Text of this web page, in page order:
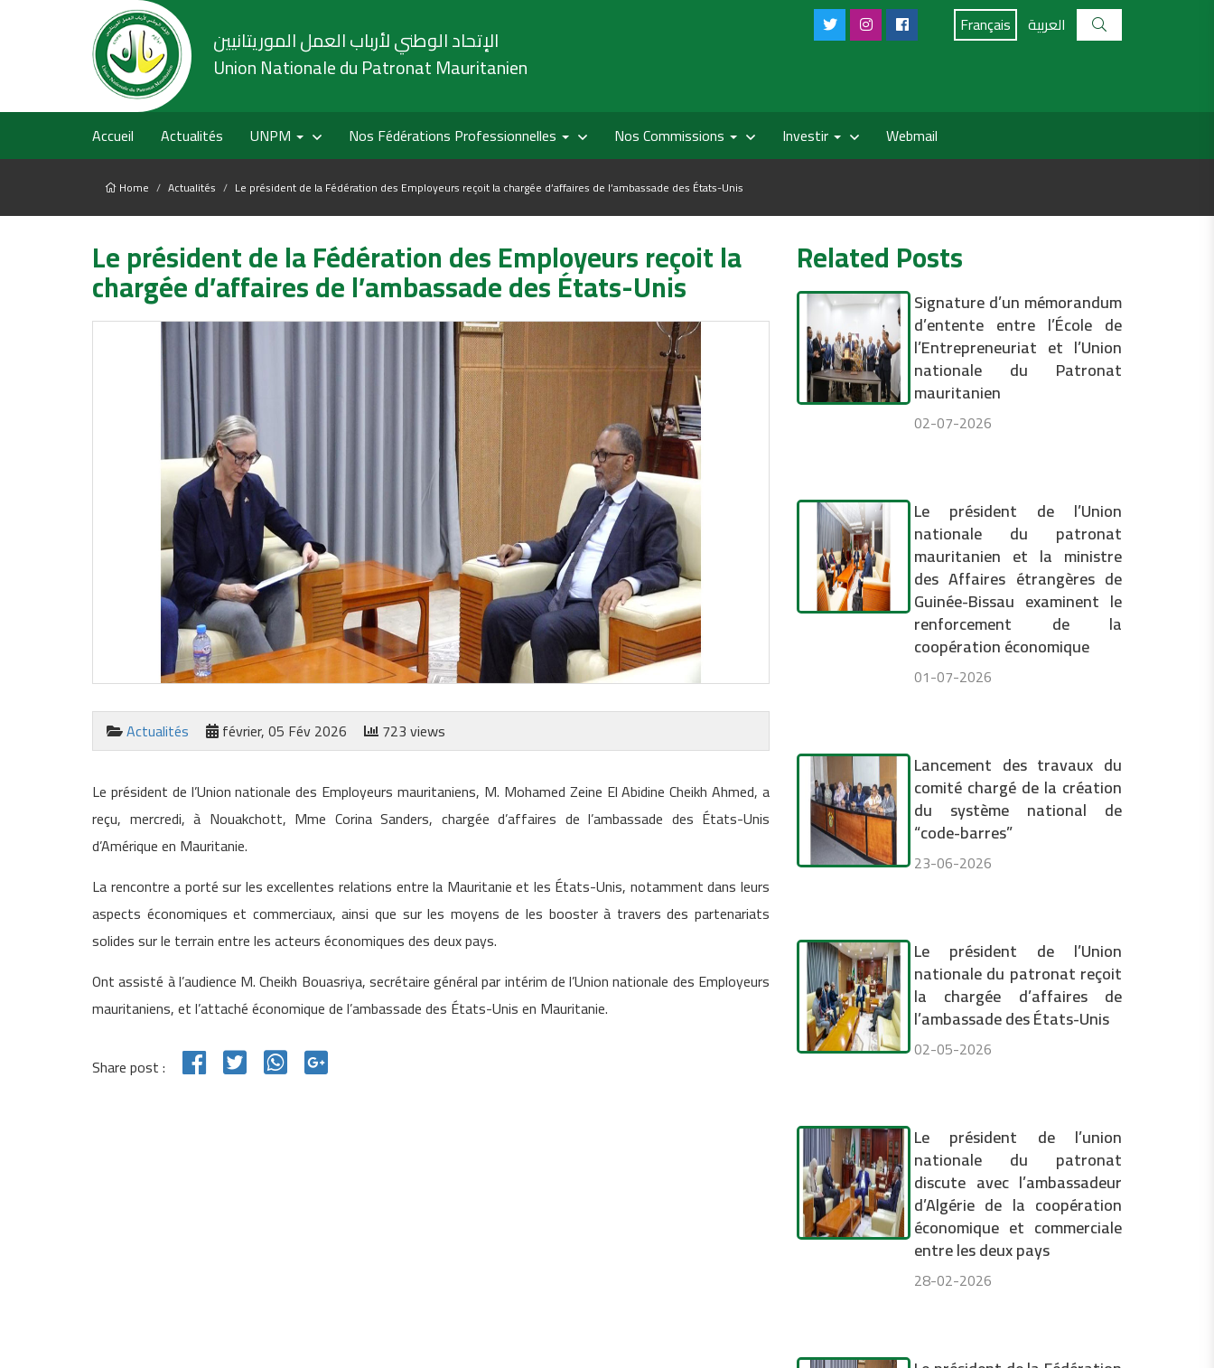
الإتحاد الوطني لأرباب العمل الموريتانيين
Union Nationale du Patronat Mauritanien
Français العربية
Accueil Actualités UNPM Nos Fédérations Professionnelles Nos Commissions Investir Webmail
Home Actualités Le président de la Fédération des Employeurs reçoit la chargée d’affaires de l’ambassade des États-Unis
Le président de la Fédération des Employeurs reçoit la
chargée d’affaires de l’ambassade des États-Unis
Actualités février, 05 Fév 2026 723 views
Le président de l’Union nationale des Employeurs mauritaniens, M. Mohamed Zeine El Abidine Cheikh Ahmed, a
reçu, mercredi, à Nouakchott, Mme Corina Sanders, chargée d’affaires de l’ambassade des États-Unis
d’Amérique en Mauritanie.
La rencontre a porté sur les excellentes relations entre la Mauritanie et les États-Unis, notamment dans leurs
aspects économiques et commerciaux, ainsi que sur les moyens de les booster à travers des partenariats
solides sur le terrain entre les acteurs économiques des deux pays.
Ont assisté à l’audience M. Cheikh Bouasriya, secrétaire général par intérim de l’Union nationale des Employeurs
mauritaniens, et l’attaché économique de l’ambassade des États-Unis en Mauritanie.
Share post :
Related Posts
Signature d’un mémorandum
d’entente entre l’École de
l’Entrepreneuriat et l’Union
nationale du Patronat
mauritanien
02-07-2026
Le président de l’Union
nationale du patronat
mauritanien et la ministre
des Affaires étrangères de
Guinée-Bissau examinent le
renforcement de la
coopération économique
01-07-2026
Lancement des travaux du
comité chargé de la création
du système national de
“code-barres”
23-06-2026
Le président de l’Union
nationale du patronat reçoit
la chargée d’affaires de
l’ambassade des États-Unis
02-05-2026
Le président de l’union
nationale du patronat
discute avec l’ambassadeur
d’Algérie de la coopération
économique et commerciale
entre les deux pays
28-02-2026